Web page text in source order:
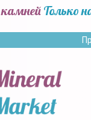
Только